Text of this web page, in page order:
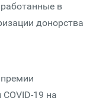
в
донорства
19 на